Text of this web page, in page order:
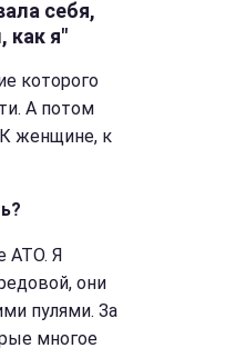
себя,
как я"
которого
А потом
К женщине, к
АТО. Я
они
пулями. За
многое